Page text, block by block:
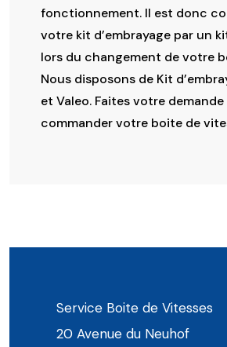
fonctionnement. Il est donc
votre kit d’embrayage par un
lors du changement de votre
Nous disposons de Kit
et Valeo. Faites votre
commander votre boite de
Service Boite de Vitesses
20 Avenue du Neuhof